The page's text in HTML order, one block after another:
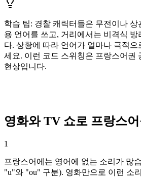
학습 팁: 경찰 캐릭터들은 무전이나 상
용 언어를 쓰고, 거리에서는 비격식 방
다. 상황에 따라 언어가 얼마나 극적으
세요. 이런 코드 스위칭은 프랑스어권
현상입니다.
영화와 TV 쇼로 프랑스
1
프랑스어에는 영어에 없는 소리가 많
"u"와 "ou" 구분). 영화만으로 이런 소